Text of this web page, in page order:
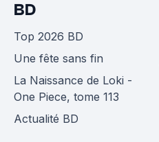
BD
Top 2026 BD
Une fête sans fin
La Naissance de Loki -
One Piece, tome 113
Actualité BD